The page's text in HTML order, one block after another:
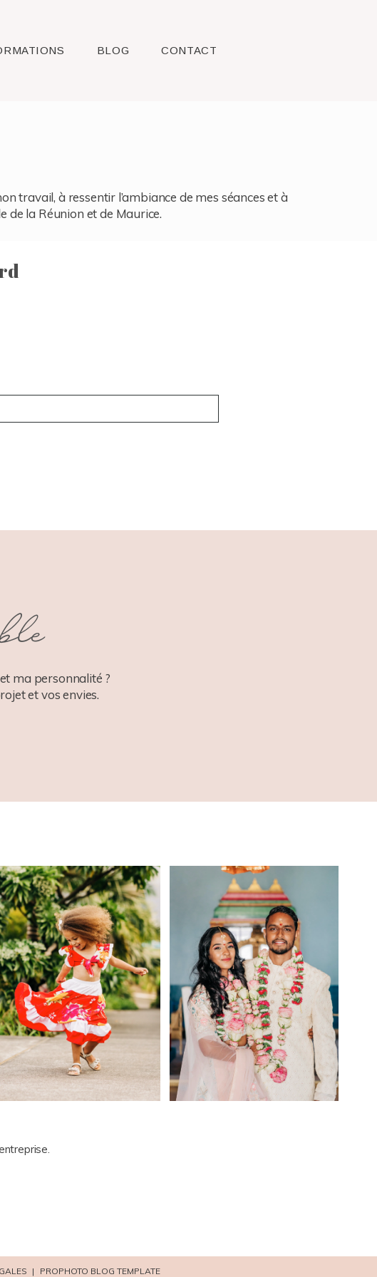
BLOG CONTACT
travail, à ressentir l’ambiance de mes séances et à
de la Réunion et de Maurice.
ma personnalité ?
et vos envies.
| PROPHOTO BLOG TEMPLATE